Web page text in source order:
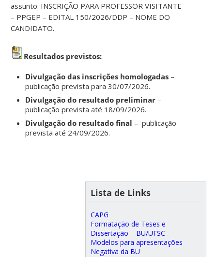
assunto: INSCRIÇÃO PARA PROFESSOR VISITANTE
– PPGEP – EDITAL 150/2026/DDP – NOME DO
CANDIDATO.
Resultados previstos:
Divulgação das inscrições homologadas –
publicação prevista para 30/07/2026.
Divulgação do resultado preliminar –
publicação prevista até 18/09/2026.
Divulgação do resultado final – publicação
prevista até 24/09/2026.
Lista de Links
CAPG
Formatação de Teses e
Dissertação – BU/UFSC
Modelos para apresentações
Negativa da BU